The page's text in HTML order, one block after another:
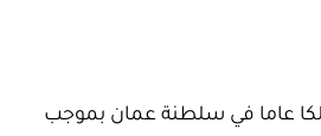
عاما في سلطنة عمان بموجب